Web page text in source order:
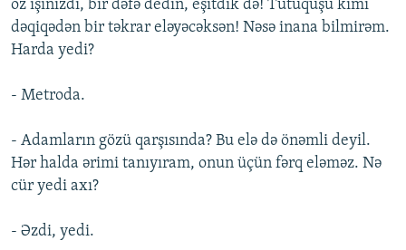
öz işinizdi, bir dəfə dedin, eşitdik də! Tutuquşu kimi
dəqiqədən bir təkrar eləyəcəksən! Nəsə inana bilmirəm.
Harda yedi?
- Metroda.
- Adamların gözü qarşısında? Bu elə də önəmli deyil.
Hər halda ərimi tanıyıram, onun üçün fərq eləməz. Nə
cür yedi axı?
- Əzdi, yedi.